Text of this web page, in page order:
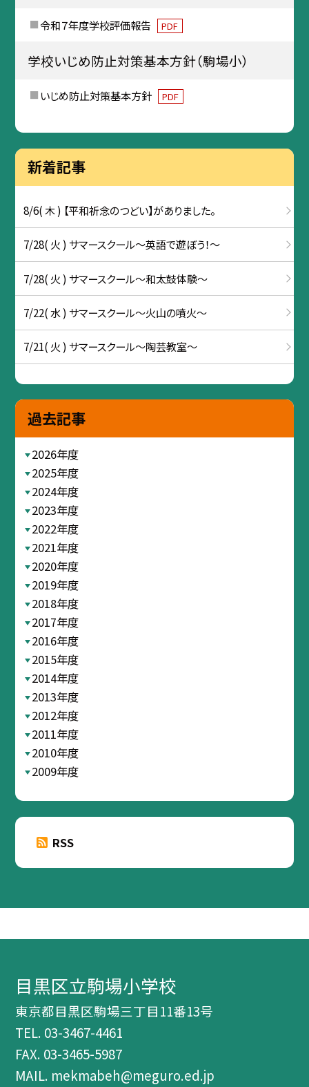
令和７年度学校評価報告 PDF
学校いじめ防止対策基本方針（駒場小）
いじめ防止対策基本方針 PDF
新着記事
8/6( 木 ) 【平和祈念のつどい】がありました。
7/28( 火 ) サマースクール～英語で遊ぼう！～
7/28( 火 ) サマースクール～和太鼓体験～
7/22( 水 ) サマースクール～火山の噴火～
7/21( 火 ) サマースクール～陶芸教室～
過去記事
2026年度
2025年度
2024年度
2023年度
2022年度
2021年度
2020年度
2019年度
2018年度
2017年度
2016年度
2015年度
2014年度
2013年度
2012年度
2011年度
2010年度
2009年度
RSS
目黒区立駒場小学校
東京都目黒区駒場三丁目11番13号
TEL. 03-3467-4461
FAX. 03-3465-5987
MAIL. mekmabeh@meguro.ed.jp